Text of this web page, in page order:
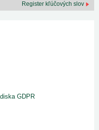
Register kľúčových slov
GDPR